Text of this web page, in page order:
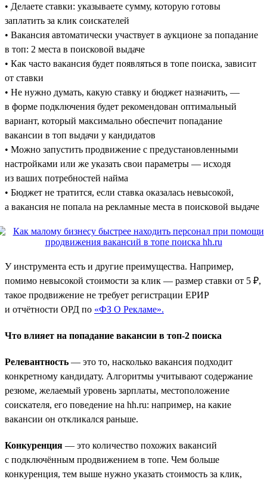
• Делаете ставки: указываете сумму, которую готовы
заплатить за клик соискателей
• Вакансия автоматически участвует в аукционе за попадание
в топ: 2 места в поисковой выдаче
• Как часто вакансия будет появляться в топе поиска, зависит
от ставки
• Не нужно думать, какую ставку и бюджет назначить, —
в форме подключения будет рекомендован оптимальный
вариант, который максимально обеспечит попадание
вакансии в топ выдачи у кандидатов
• Можно запустить продвижение с предустановленными
настройками или же указать свои параметры — исходя
из ваших потребностей найма
• Бюджет не тратится, если ставка оказалась невысокой,
а вакансия не попала на рекламные места в поисковой выдаче
У инструмента есть и другие преимущества. Например,
помимо невысокой стоимости за клик — размер ставки от 5 ₽,
такое продвижение не требует регистрации ЕРИР
и отчётности ОРД по «ФЗ О Рекламе».
Что влияет на попадание вакансии в топ-2 поиска
Релевантность — это то, насколько вакансия подходит
конкретному кандидату. Алгоритмы учитывают содержание
резюме, желаемый уровень зарплаты, местоположение
соискателя, его поведение на hh.ru: например, на какие
вакансии он откликался раньше.
Конкуренция — это количество похожих вакансий
с подключённым продвижением в топе. Чем больше
конкуренция, тем выше нужно указать стоимость за клик,